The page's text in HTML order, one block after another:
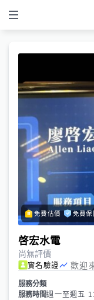
免費估價 免費保
啓宏水電
尚無評價
實名驗證 歡迎
服務分類
服務時間週一至週五